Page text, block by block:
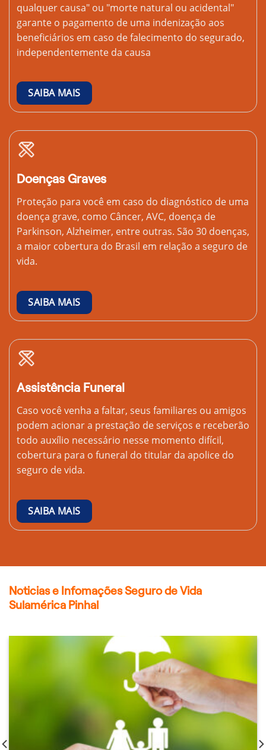
qualquer causa" ou "morte natural ou acidental"
garante o pagamento de uma indenização aos
beneficiários em caso de falecimento do segurado,
independentemente da causa
SAIBA MAIS
Doenças Graves
Proteção para você em caso do diagnóstico de uma
doença grave, como Câncer, AVC, doença de
Parkinson, Alzheimer, entre outras. São 30 doenças,
a maior cobertura do Brasil em relação a seguro de
vida.
SAIBA MAIS
Assistência Funeral
Caso você venha a faltar, seus familiares ou amigos
podem acionar a prestação de serviços e receberão
todo auxílio necessário nesse momento difícil,
cobertura para o funeral do titular da apolice do
seguro de vida.
SAIBA MAIS
Noticias e Infomações Seguro de Vida
Sulamérica Pinhal